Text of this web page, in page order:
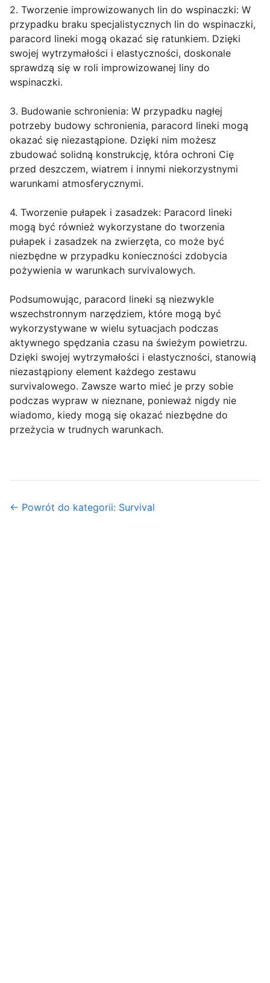
2. Tworzenie improwizowanych lin do wspinaczki: W
przypadku braku specjalistycznych lin do wspinaczki,
paracord lineki mogą okazać się ratunkiem. Dzięki
swojej wytrzymałości i elastyczności, doskonale
sprawdzą się w roli improwizowanej liny do
wspinaczki.
3. Budowanie schronienia: W przypadku nagłej
potrzeby budowy schronienia, paracord lineki mogą
okazać się niezastąpione. Dzięki nim możesz
zbudować solidną konstrukcję, która ochroni Cię
przed deszczem, wiatrem i innymi niekorzystnymi
warunkami atmosferycznymi.
4. Tworzenie pułapek i zasadzek: Paracord lineki
mogą być również wykorzystane do tworzenia
pułapek i zasadzek na zwierzęta, co może być
niezbędne w przypadku konieczności zdobycia
pożywienia w warunkach survivalowych.
Podsumowując, paracord lineki są niezwykle
wszechstronnym narzędziem, które mogą być
wykorzystywane w wielu sytuacjach podczas
aktywnego spędzania czasu na świeżym powietrzu.
Dzięki swojej wytrzymałości i elastyczności, stanowią
niezastąpiony element każdego zestawu
survivalowego. Zawsze warto mieć je przy sobie
podczas wypraw w nieznane, ponieważ nigdy nie
wiadomo, kiedy mogą się okazać niezbędne do
przeżycia w trudnych warunkach.
← Powrót do kategorii: Survival